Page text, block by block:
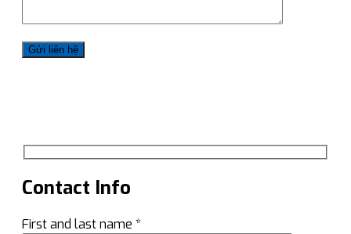
Contact Info
First and last name *